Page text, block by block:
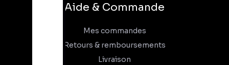
Aide & Commande
Mes commandes
Retours & remboursements
Livraison